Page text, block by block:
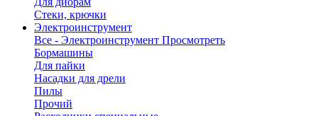
Стеки, крючки
Электроинструмент
Все - Электроинструмент Просмотреть
Бормашины
Для пайки
Насадки для дрели
Пилы
Прочий